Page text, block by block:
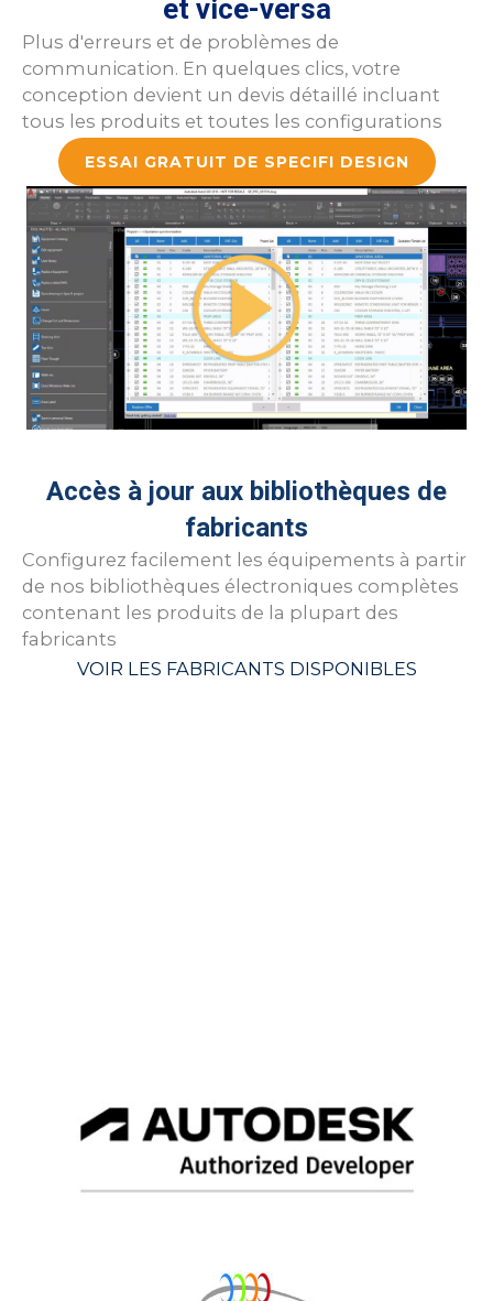
et vice-versa
Plus d'erreurs et de problèmes de
communication. En quelques clics, votre
conception devient un devis détaillé incluant
tous les produits et toutes les configurations
ESSAI GRATUIT DE SPECIFI DESIGN
Accès à jour aux bibliothèques de
fabricants
Configurez facilement les équipements à partir
de nos bibliothèques électroniques complètes
contenant les produits de la plupart des
fabricants
VOIR LES FABRICANTS DISPONIBLES